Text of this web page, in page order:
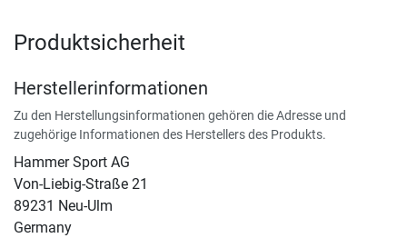
Produktsicherheit
Herstellerinformationen
Zu den Herstellungsinformationen gehören die Adresse und
zugehörige Informationen des Herstellers des Produkts.
Hammer Sport AG
Von-Liebig-Straße 21
89231 Neu-Ulm
Germany